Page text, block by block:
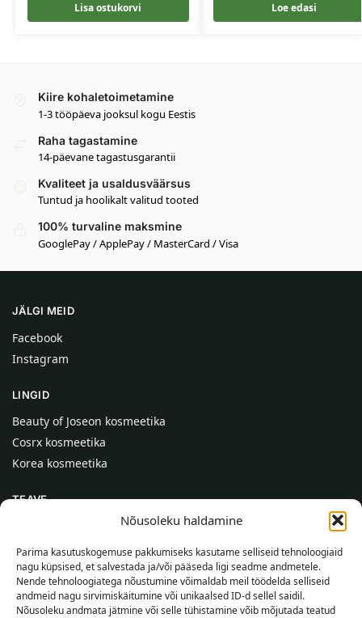
Nõusoleku haldamine
Parima kasutuskogemuse pakkumiseks kasutame selliseid tehnoloogiaid
nagu küpsised, et salvestada ja/või pääseda ligi seadme andmetele.
Nende tehnoloogiatega nõustumine võimaldab meil töödelda selliseid
andmeid nagu sirvimiskäitumine või unikaalsed ID-d sellel saidil.
Nõusoleku andmata jätmine või selle tühistamine võib mõjutada teatud
Lisa ostukorvi Loe edasi
Kiire kohaletoimetamine
1-3 tööpäeva jooksul kogu Eestis
Raha tagastamine
14-päevane tagastusgarantii
Kvaliteet ja usaldusväärsus
Tuntud ja hoolikalt valitud tooted
100% turvaline maksmine
GooglePay / ApplePay / MasterCard / Visa
JÄLGI MEID
Facebook
Instagram
LINGID
Beauty of Joseon kosmeetika
Cosrx kosmeetika
Korea kosmeetika
TEAVE
Kontaktid
Abi
TEAVE OSTJALE